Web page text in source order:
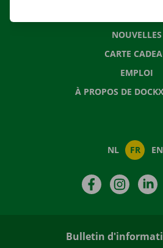
NOUVELLES
CARTE
EMPLOI
À PROPOS DE
NL FR EN
Facebook
Bulletin